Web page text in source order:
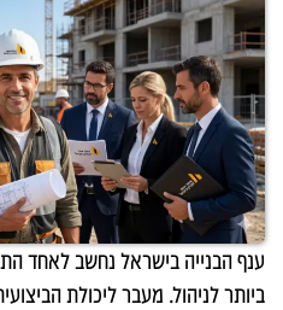
ענף הבנייה בישראל נחשב לאחד
ביותר לניהול. מעבר ליכולת